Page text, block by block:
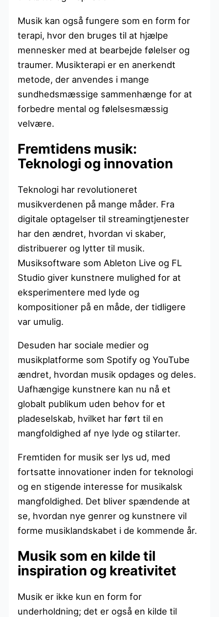
Musik kan også fungere som en form for
terapi, hvor den bruges til at hjælpe
mennesker med at bearbejde følelser og
traumer. Musikterapi er en anerkendt
metode, der anvendes i mange
sundhedsmæssige sammenhænge for at
forbedre mental og følelsesmæssig
velvære.
Fremtidens musik:
Teknologi og innovation
Teknologi har revolutioneret
musikverdenen på mange måder. Fra
digitale optagelser til streamingtjenester
har den ændret, hvordan vi skaber,
distribuerer og lytter til musik.
Musiksoftware som Ableton Live og FL
Studio giver kunstnere mulighed for at
eksperimentere med lyde og
kompositioner på en måde, der tidligere
var umulig.
Desuden har sociale medier og
musikplatforme som Spotify og YouTube
ændret, hvordan musik opdages og deles.
Uafhængige kunstnere kan nu nå et
globalt publikum uden behov for et
pladeselskab, hvilket har ført til en
mangfoldighed af nye lyde og stilarter.
Fremtiden for musik ser lys ud, med
fortsatte innovationer inden for teknologi
og en stigende interesse for musikalsk
mangfoldighed. Det bliver spændende at
se, hvordan nye genrer og kunstnere vil
forme musiklandskabet i de kommende år.
Musik som en kilde til
inspiration og kreativitet
Musik er ikke kun en form for
underholdning; det er også en kilde til